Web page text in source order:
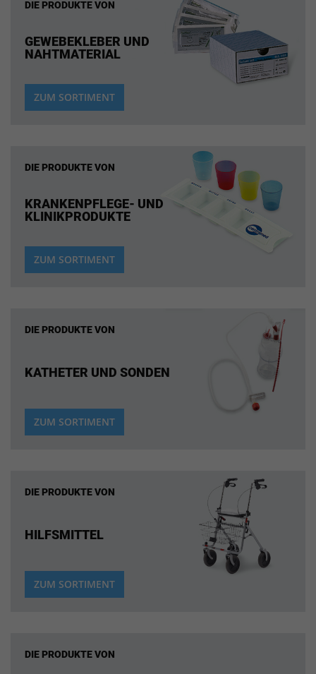
DIE PRODUKTE VON
GEWEBEKLEBER UND
NAHTMATERIAL
ZUM SORTIMENT
DIE PRODUKTE VON
KRANKENPFLEGE- UND
KLINIKPRODUKTE
ZUM SORTIMENT
DIE PRODUKTE VON
KATHETER UND SONDEN
ZUM SORTIMENT
DIE PRODUKTE VON
HILFSMITTEL
ZUM SORTIMENT
DIE PRODUKTE VON